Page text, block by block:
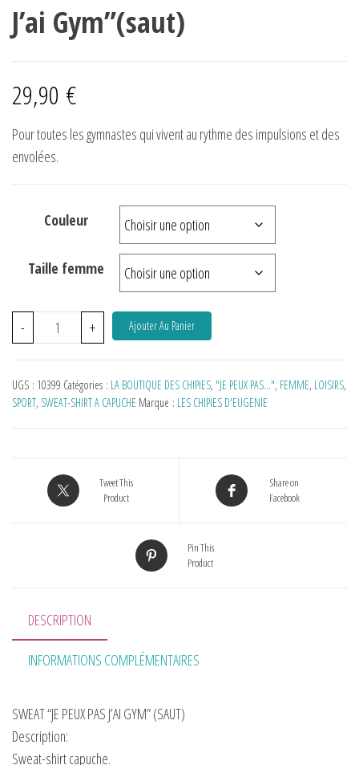
J’ai Gym”(saut)
29,90 €
Pour toutes les gymnastes qui vivent au rythme des impulsions et des
envolées.
Couleur
Taille femme
- + Ajouter Au Panier
UGS : 10399 Catégories : LA BOUTIQUE DES CHIPIES, "JE PEUX PAS…", FEMME, LOISIRS,
SPORT, SWEAT-SHIRT A CAPUCHE Marque : LES CHIPIES D'EUGENIE
Tweet This
Product
Share on
Facebook
Pin This
Product
DESCRIPTION
INFORMATIONS COMPLÉMENTAIRES
SWEAT “JE PEUX PAS J’AI GYM” (SAUT)
Description:
Sweat-shirt capuche.